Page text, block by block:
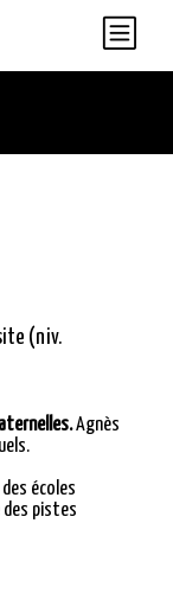
(niv.
Agnès
écoles
pistes